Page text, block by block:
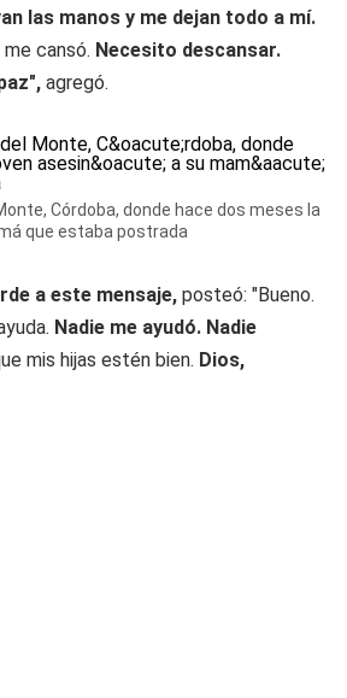
las manos y me dejan todo a mí.
cansó. Necesito descansar.
agregó.
Córdoba, donde hace dos meses la
que estaba postrada
a este mensaje, posteó: "Bueno.
Nadie me ayudó. Nadie
mis hijas estén bien. Dios,